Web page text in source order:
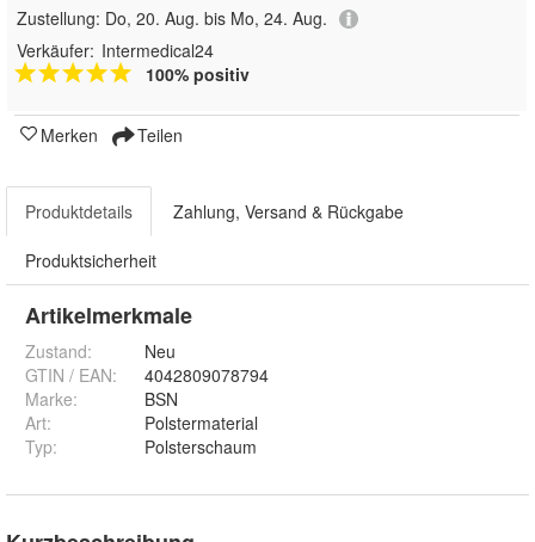
Zustellung: Do, 20. Aug. bis Mo, 24. Aug.
Verkäufer: Intermedical24
100% positiv
Merken Teilen
Produktdetails Zahlung, Versand & Rückgabe
Produktsicherheit
Artikelmerkmale
Zustand:
Neu
GTIN / EAN:
4042809078794
Marke:
BSN
Art:
Polstermaterial
Typ: Polsterschaum